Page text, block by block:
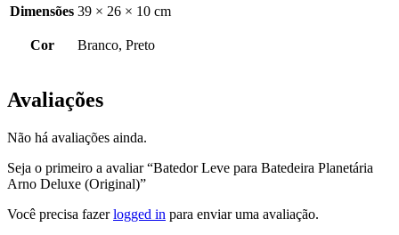
Dimensões 39 × 26 × 10 cm
Cor Branco, Preto
Avaliações
Não há avaliações ainda.
Seja o primeiro a avaliar “Batedor Leve para Batedeira Planetária
Arno Deluxe (Original)”
Você precisa fazerlogged in para enviar uma avaliação.